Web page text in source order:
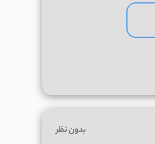
بدون نظر